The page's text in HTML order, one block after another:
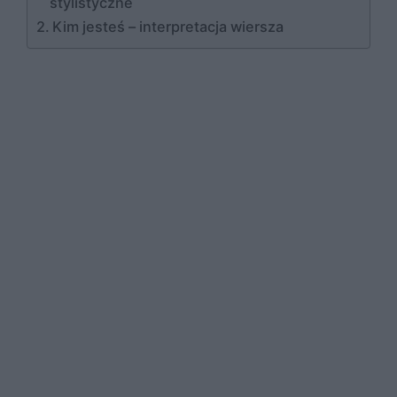
Kim jesteś – interpretacja wiersza